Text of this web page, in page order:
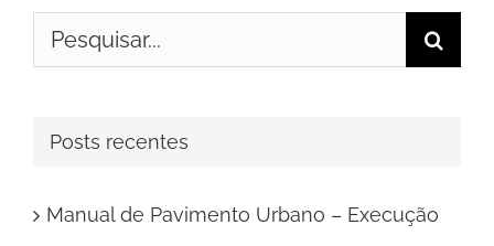
Buscar
Posts recentes
Manual de Pavimento Urbano – Execução